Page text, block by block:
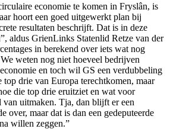
economie te komen in Fryslân, is
hoort een goed uitgewerkt plan bij
resultaten beschrijft. Dat is in deze
aldus GrienLinks Statenlid Retze van der
in berekend over iets wat nog
weten nog niet hoeveel bedrijven
en toch wil GS een verdubbeling
drie van Europa terechtkomen, maar
die top drie eruitziet en wat voor
van uitmaken. Tja, dan blijft er een
over, maar dat is dan een gedeputeerde
willen zeggen.”